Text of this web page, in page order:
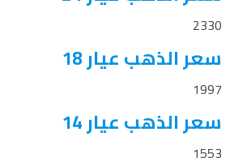
2330
سعر الذهب عيار 18
1997
سعر الذهب عيار 14
1553